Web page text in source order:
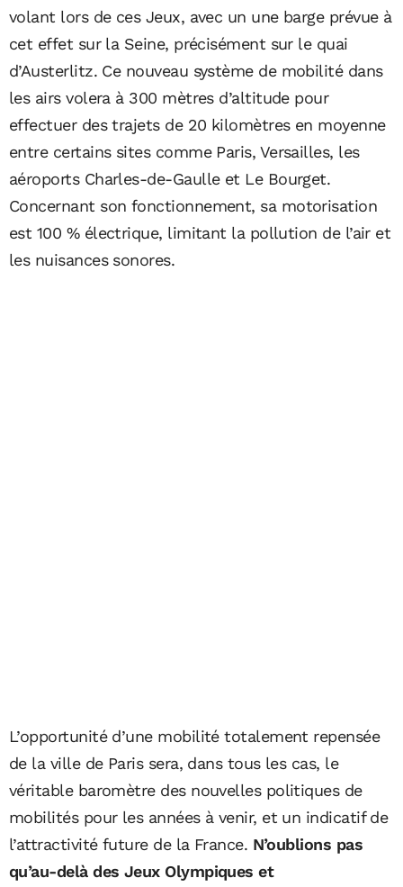
volant lors de ces Jeux, avec un une barge prévue à
cet effet sur la Seine, précisément sur le quai
d’Austerlitz. Ce nouveau système de mobilité dans
les airs volera à 300 mètres d’altitude pour
effectuer des trajets de 20 kilomètres en moyenne
entre certains sites comme Paris, Versailles, les
aéroports Charles-de-Gaulle et Le Bourget.
Concernant son fonctionnement, sa motorisation
est 100 % électrique, limitant la pollution de l’air et
les nuisances sonores.
L’opportunité d’une mobilité totalement repensée
de la ville de Paris sera, dans tous les cas, le
véritable baromètre des nouvelles politiques de
mobilités pour les années à venir, et un indicatif de
l’attractivité future de la France. N’oublions pas
qu’au-delà des Jeux Olympiques et